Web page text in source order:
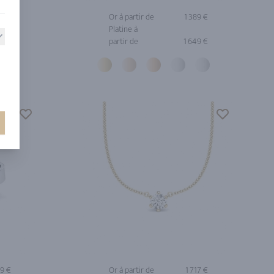
Or à partir de
1 389 €
Platine à
partir de
1 649 €
€ Or à partir de 1 717 €